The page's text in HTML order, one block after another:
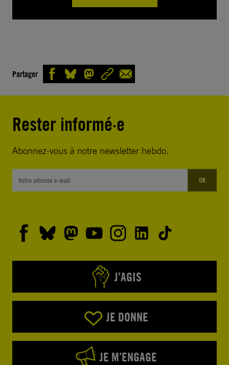
Partager
Rester informé·e
Abonnez-vous à notre newsletter hebdo.
OK
J’AGIS
JE DONNE
JE M’ENGAGE